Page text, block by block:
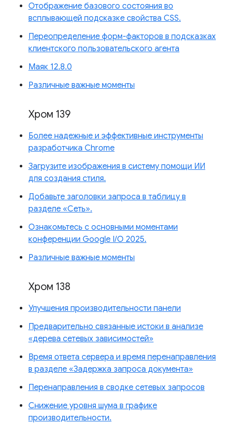
Отображение базового состояния во
всплывающей подсказке свойства CSS.
Переопределение форм-факторов в подсказках
клиентского пользовательского агента
Маяк 12.8.0
Различные важные моменты
Хром 139
Более надежные и эффективные инструменты
разработчика Chrome
Загрузите изображения в систему помощи ИИ
для создания стиля.
Добавьте заголовки запроса в таблицу в
разделе «Сеть».
Ознакомьтесь с основными моментами
конференции Google I/O 2025.
Различные важные моменты
Хром 138
Улучшения производительности панели
Предварительно связанные истоки в анализе
«дерева сетевых зависимостей»
Время ответа сервера и время перенаправления
в разделе «Задержка запроса документа»
Перенаправления в сводке сетевых запросов
Снижение уровня шума в графике
производительности.